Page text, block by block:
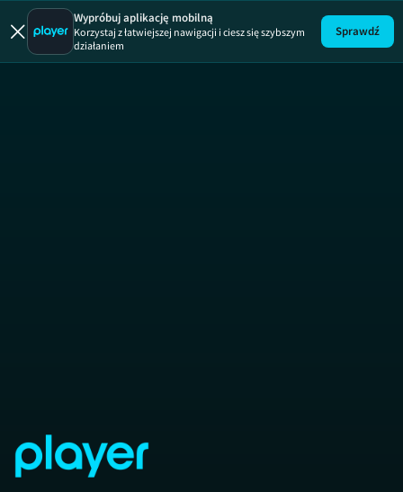
Bonusy z raju
Wypróbuj aplikację mobilną
Korzystaj z łatwiejszej nawigacji i ciesz się szybszym
działaniem
Sprawdź